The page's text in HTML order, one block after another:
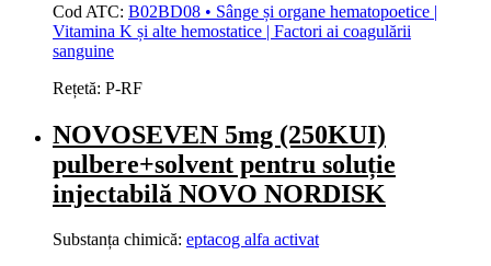
Cod ATC: B02BD08 • Sânge și organe hematopoetice |
Vitamina K și alte hemostatice | Factori ai coagulării
sanguine
Rețetă: P-RF
NOVOSEVEN 5mg (250KUI)
pulbere+solvent pentru soluție
injectabilă NOVO NORDISK
Substanța chimică: eptacog alfa activat